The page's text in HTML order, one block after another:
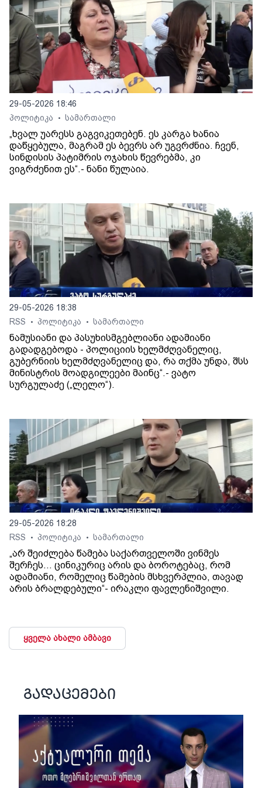
29-05-2026 18:46
პოლიტიკა
• სამართალი
„ხვალ უარესს გაგვიკეთებენ. ეს კარგა ხანია
დაწყებულა, მაგრამ ეს ბევრს არ უგვრძნია. ჩვენ,
სინდისის პატიმრის ოჯახის წევრებმა, კი
ვიგრძენით ეს“.- ნანი წულაია.
29-05-2026 18:38
RSS
• პოლიტიკა • სამართალი
ნამუსიანი და პასუხისმგებლიანი ადამიანი
გადადგებოდა - პოლიციის ხელმძღვანელიც,
გუბერნიის ხელმძღვანელიც და, რა თქმა უნდა, შსს
მინისტრის მოადგილეები მაინც“.- ვატო
სურგულაძე („ლელო“).
29-05-2026 18:28
RSS
• პოლიტიკა • სამართალი
„არ შეიძლება წამება საქართველოში ვინმეს
შერჩეს… ცინიკურიც არის და ბოროტებაც, რომ
ადამიანი, რომელიც წამების მსხვერპლია, თავად
არის ბრალდებული“- ირაკლი ფავლენიშვილი.
ყველა ახალი ამბავი
გადაცემები